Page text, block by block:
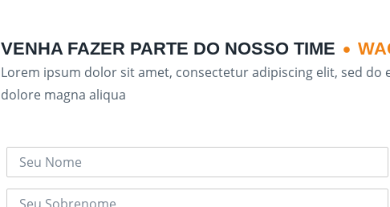
VENHA FAZER PARTE DO NOSSO TIME
Lorem ipsum dolor sit amet, consectetur adipiscing elit, sed
dolore magna aliqua